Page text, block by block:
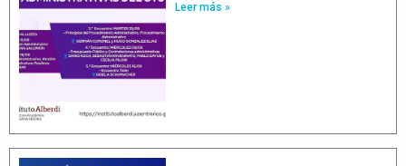
Leer más »